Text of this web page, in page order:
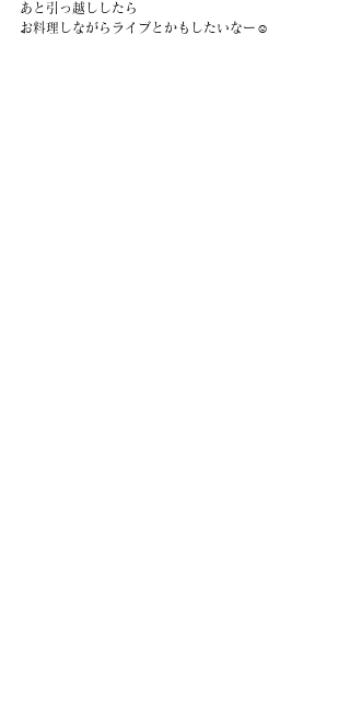
あと引っ越ししたら
お料理しながらライブとかもしたいなー☺️